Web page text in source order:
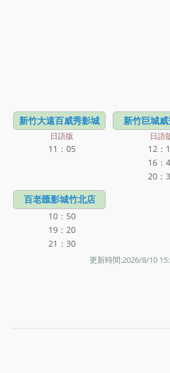
新竹大遠百威秀影城
日語版
11：05
新竹巨城
日語
12：
16：
20：
百老匯影城竹北店
10：50
19：20
21：30
更新時間:2026/8/10